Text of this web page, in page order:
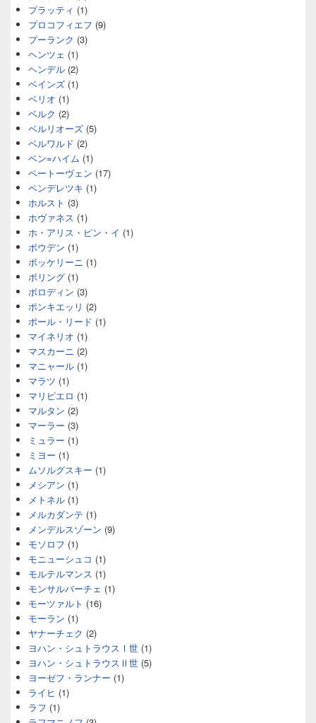
プラッティ (1)
プロコフィエフ (9)
プーランク (3)
ヘンツェ (1)
ヘンデル (2)
ベインズ (1)
ベリオ (1)
ベルク (2)
ベルリオーズ (5)
ベルワルド (2)
ベン=ハイム (1)
ベートーヴェン (17)
ペンデレツキ (1)
ホルスト (3)
ホヴァネス (1)
ホ・アリス・ピン・イ (1)
ボウデン (1)
ボッケリーニ (1)
ボリング (1)
ボロディン (3)
ポンキエッリ (2)
ポール・リード (1)
マイネリオ (1)
マスカーニ (2)
マニャール (1)
マラツ (1)
マリピエロ (1)
マルタン (2)
マーラー (3)
ミュラー (1)
ミヨー (1)
ムソルグスキー (1)
メシアン (1)
メトネル (1)
メルカダンテ (1)
メンデルスゾーン (9)
モソロフ (1)
モニューシュコ (1)
モルテルマンス (1)
モンサルバーチェ (1)
モーツァルト (16)
モーラン (1)
ヤナーチェク (2)
ヨハン・シュトラウスⅠ世 (1)
ヨハン・シュトラウスⅡ世 (5)
ヨーゼフ・ランナー (1)
ライヒ (1)
ラフ (1)